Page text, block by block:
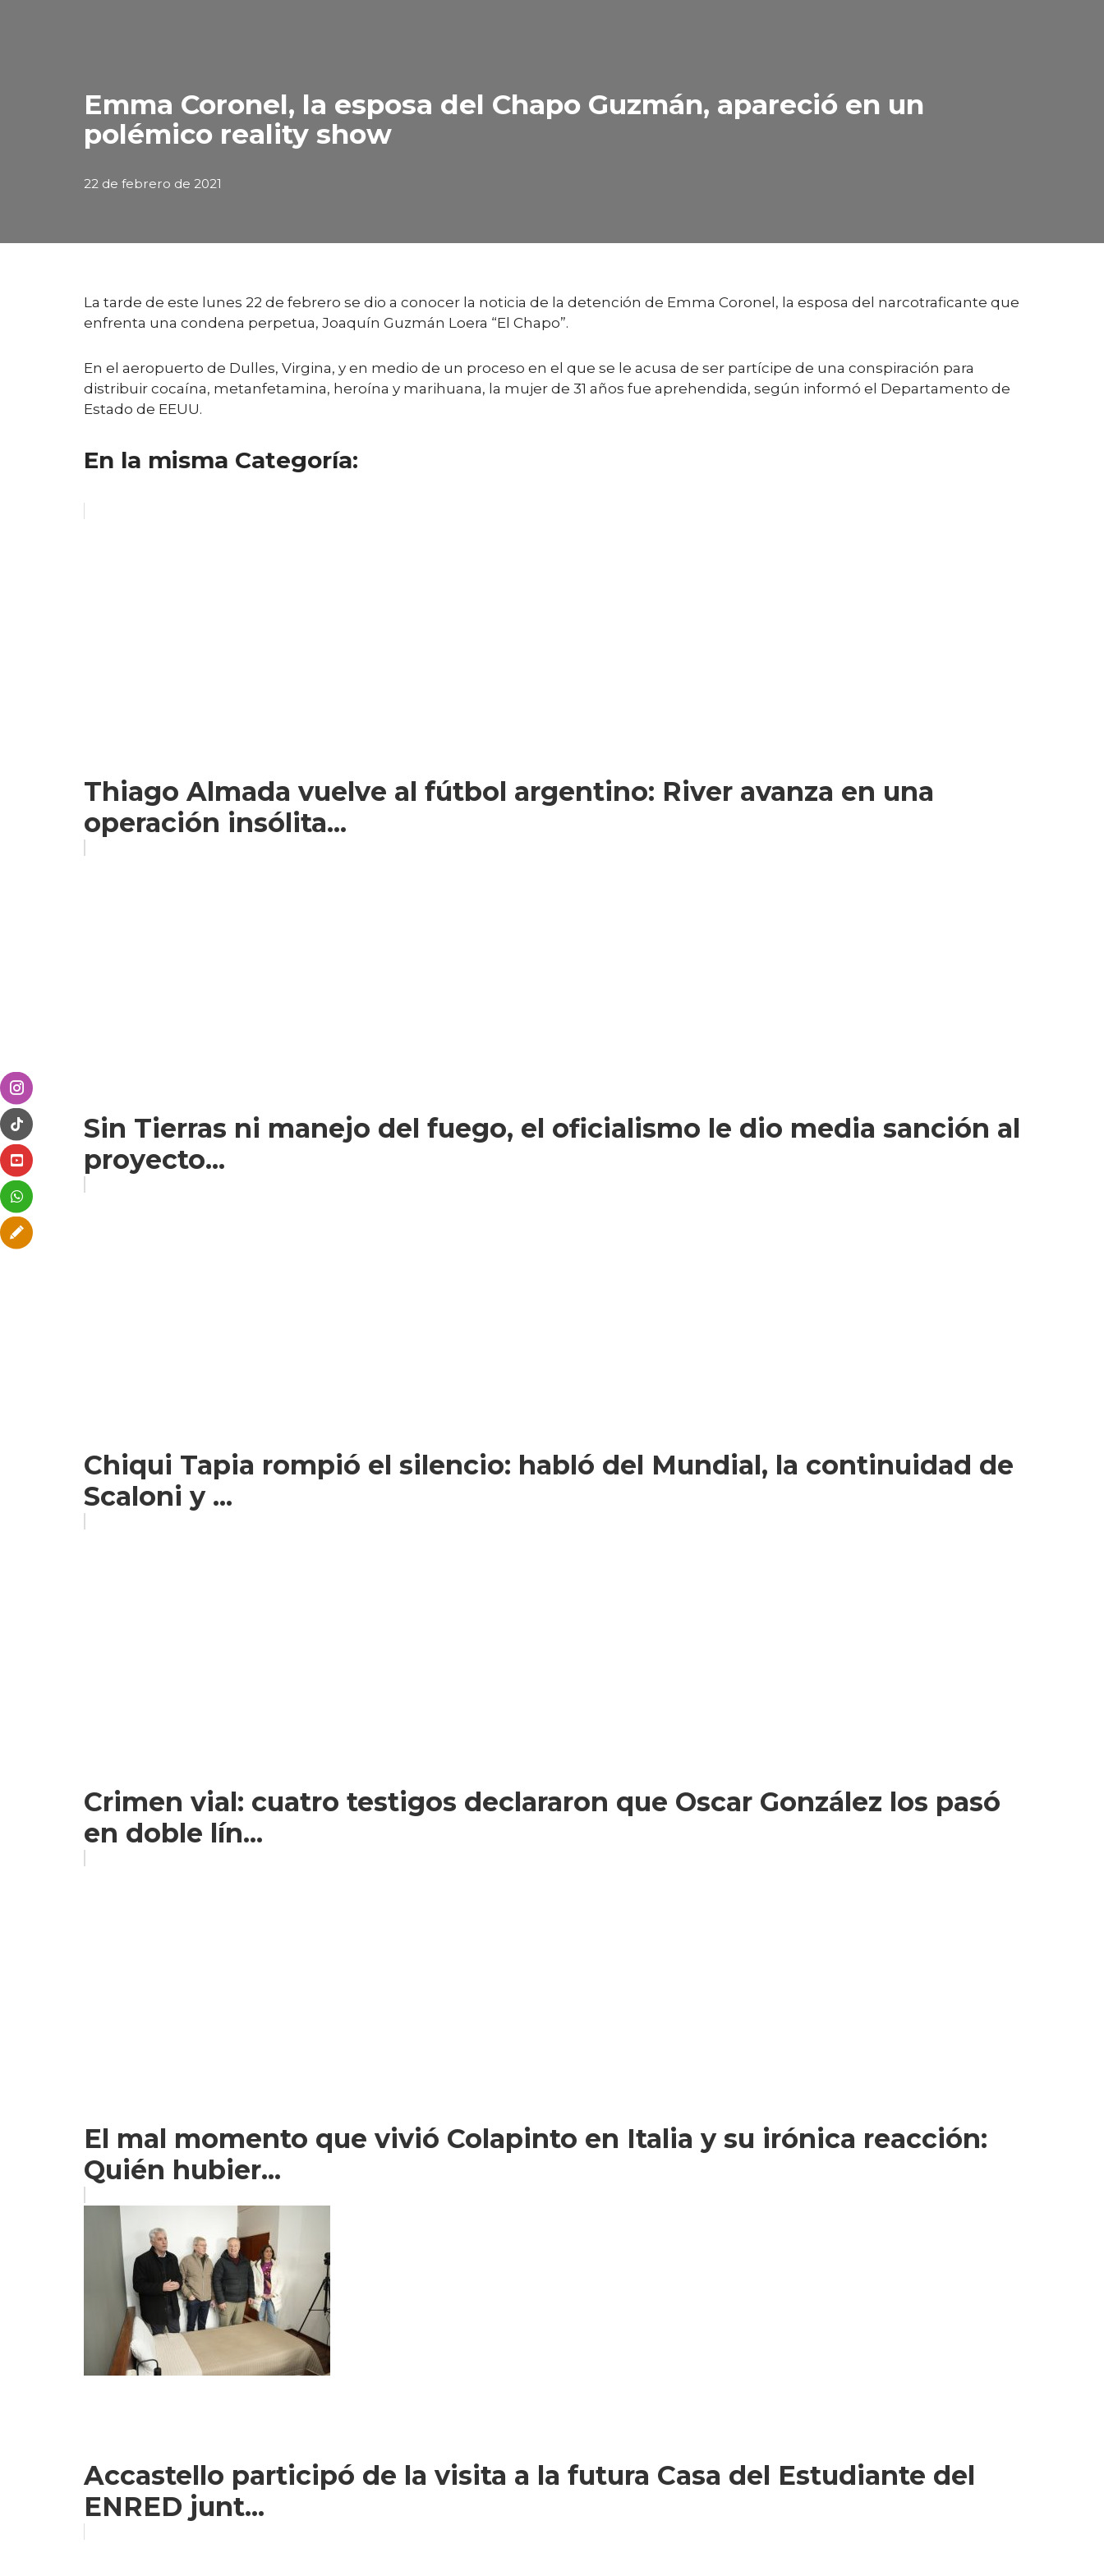
Emma Coronel, la esposa del Chapo Guzmán, apareció en un
polémico reality show
22 de febrero de 2021
La tarde de este lunes 22 de febrero se dio a conocer la noticia de la detención de Emma Coronel, la esposa del narcotraficante que
enfrenta una condena perpetua, Joaquín Guzmán Loera “El Chapo”.
En el aeropuerto de Dulles, Virgina, y en medio de un proceso en el que se le acusa de ser partícipe de una conspiración para
distribuir cocaína, metanfetamina, heroína y marihuana, la mujer de 31 años fue aprehendida, según informó el Departamento de
Estado de EEUU.
En la misma Categoría:
Thiago Almada vuelve al fútbol argentino: River avanza en una
operación insólita...
Sin Tierras ni manejo del fuego, el oficialismo le dio media sanción al
proyecto...
Chiqui Tapia rompió el silencio: habló del Mundial, la continuidad de
Scaloni y ...
Crimen vial: cuatro testigos declararon que Oscar González los pasó
en doble lín...
El mal momento que vivió Colapinto en Italia y su irónica reacción:
Quién hubier...
Accastello participó de la visita a la futura Casa del Estudiante del
ENRED junt...